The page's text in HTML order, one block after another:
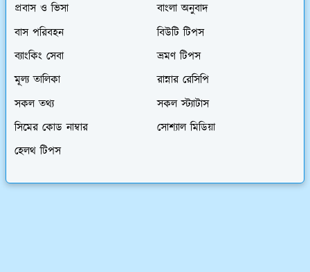
প্রবাস ও ভিসা
বাংলা অনুবাদ
বাস পরিবহন
বিউটি টিপস
ব্যাংকিং সেবা
ভ্রমণ টিপস
মূল্য তালিকা
রান্নার রেসিপি
সকল তথ্য
সকল স্ট্যাটাস
সিমের কোড নাম্বার
সোশ্যাল মিডিয়া
হেলথ টিপস